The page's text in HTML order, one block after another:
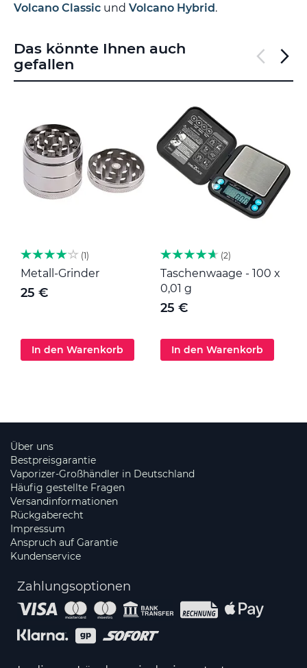
Volcano Classic und Volcano Hybrid.
Das könnte Ihnen auch
gefallen
1
Metall-Grinder
25 €
In den Warenkorb
2
Taschenwaage - 100 x
0,01 g
25 €
In den Warenkorb
Über uns
Bestpreisgarantie
Vaporizer-Großhändler in Deutschland
Häufig gestellte Fragen
Versandinformationen
Rückgaberecht
Impressum
Anspruch auf Garantie
Kundenservice
Zahlungsoptionen